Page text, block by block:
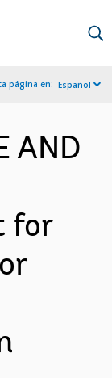
página en: Español
AND
for